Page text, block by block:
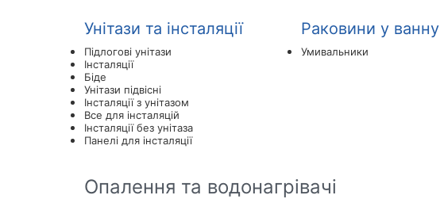
Унітази та інсталяції
Підлогові унітази
Інсталяції
Біде
Унітази підвісні
Інсталяції з унітазом
Все для інсталяцій
Інсталяції без унітаза
Панелі для інсталяції
Раковини у ванну
Умивальники
Опалення та водонагрівачі